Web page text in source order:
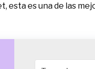
esta es una de las